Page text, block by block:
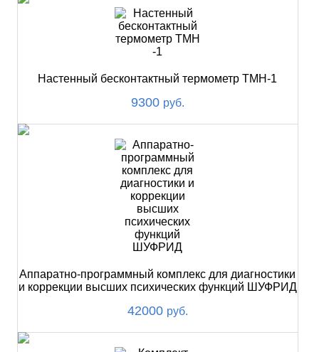
Настенный бесконтактный термометр ТМН-1
9300 руб.
Аппаратно-программный комплекс для диагностики
и коррекции высших психических функций ШУФРИД
42000 руб.